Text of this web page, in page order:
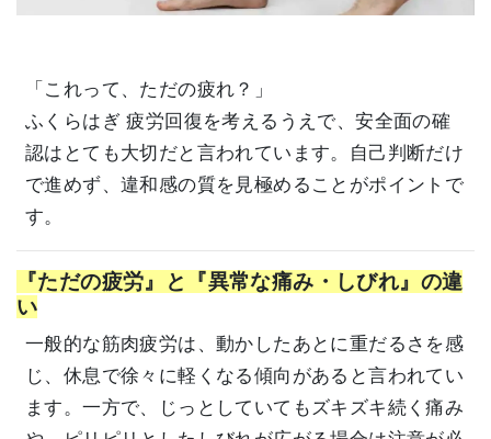
「これって、ただの疲れ？」
ふくらはぎ 疲労回復を考えるうえで、安全面の確
認はとても大切だと言われています。自己判断だけ
で進めず、違和感の質を見極めることがポイントで
す。
『ただの疲労』と『異常な痛み・しびれ』の違
い
一般的な筋肉疲労は、動かしたあとに重だるさを感
じ、休息で徐々に軽くなる傾向があると言われてい
ます。一方で、じっとしていてもズキズキ続く痛み